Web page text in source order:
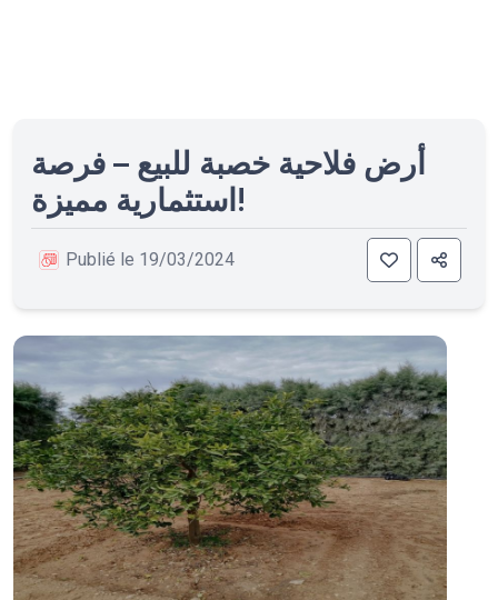
أرض فلاحية خصبة للبيع – فرصة
استثمارية مميزة!
Publié le 19/03/2024